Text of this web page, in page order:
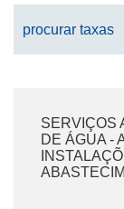
SERVIÇOS
DE ÁGUA -